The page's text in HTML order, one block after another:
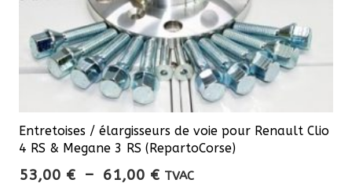
du
produit
Entretoises / élargisseurs de voie pour Renault Clio
4 RS & Megane 3 RS (RepartoCorse)
53,00 € – 61,00 €Plage
TVAC